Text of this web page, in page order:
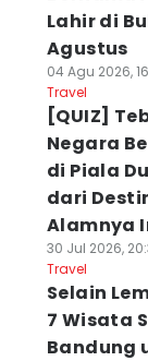
Lahir di
Agustus
04 Agu 2026,
Travel
[QUIZ]
Negara
di Piala
dari
Alamnya
30 Jul 2026,
Travel
Selain
7 Wisata
Bandung